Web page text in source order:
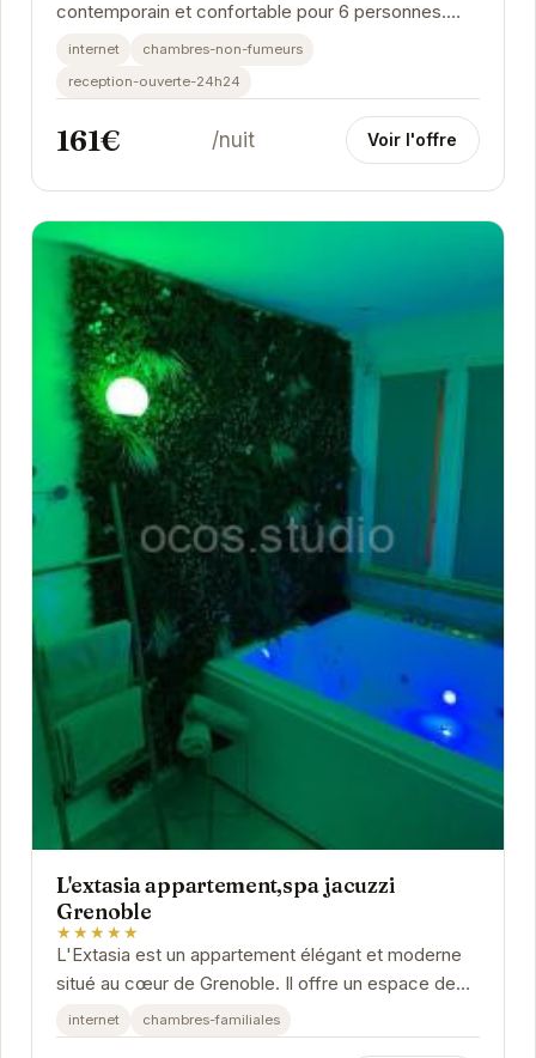
contemporain et confortable pour 6 personnes.
Idéalement situé à Grenoble, il est équipé d'une...
internet
chambres-non-fumeurs
reception-ouverte-24h24
161€ /nuit Voir l'offre
L'extasia appartement,spa jacuzzi
Grenoble
★★★★★
L'Extasia est un appartement élégant et moderne
situé au cœur de Grenoble. Il offre un espace de
vie confortable et luxueux avec un spa jacuzzi...
internet chambres-familiales